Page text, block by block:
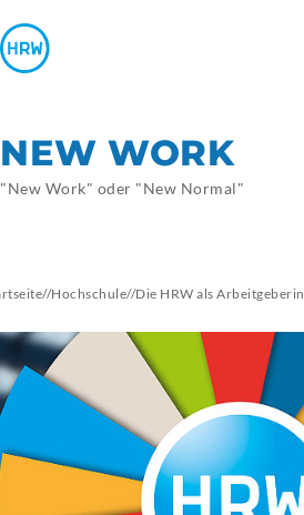
NEW WORK
"New Work" oder "New Normal"
//Hochschule//Die HRW als Arbeitgeberin